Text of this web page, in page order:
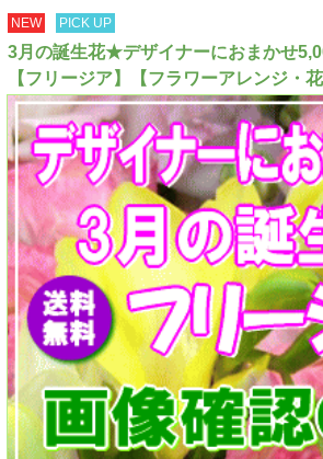
NEW PICK UP
3月の誕生花★デザイナーにおまかせ
【フリージア】【フラワーアレンジ・